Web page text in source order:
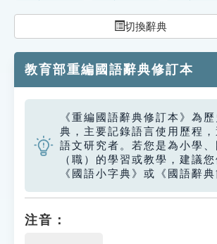
教學應用
貓頭鷹博士
切換辭典
教育部重編國語辭典修訂本
《重編國語辭典修訂本》為
典，主要記錄語言使用歷程
語文研究者。若您是為小學、
（職）的學習或教學，建議
《國語小字典》或《國語辭典
注音：